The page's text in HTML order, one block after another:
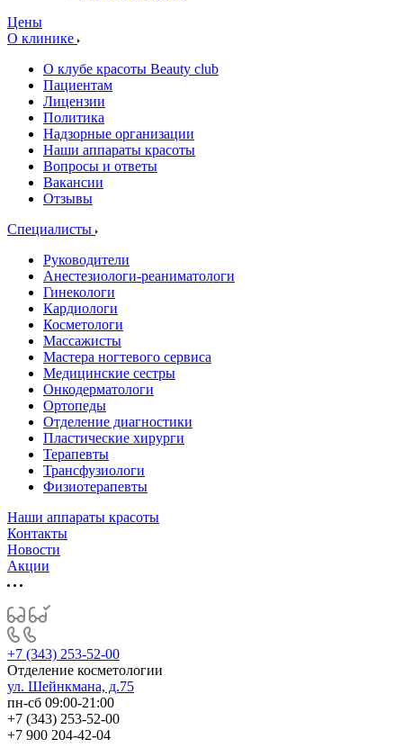
Цены
О клинике
О клубе красоты Beauty club
Пациентам
Лицензии
Политика
Надзорные организации
Наши аппараты красоты
Вопросы и ответы
Вакансии
Отзывы
Специалисты
Руководители
Анестезиологи-реаниматологи
Гинекологи
Кардиологи
Косметологи
Массажисты
Мастера ногтевого сервиса
Медицинские сестры
Онкодерматологи
Ортопеды
Отделение диагностики
Пластические хирурги
Терапевты
Трансфузиологи
Физиотерапевты
Наши аппараты красоты
Контакты
Новости
Акции
+7 (343) 253-52-00
Отделение косметологии
ул. Шейнкмана, д.75
пн-сб 09:00-21:00
+7 (343) 253-52-00
+7 900 204-42-04